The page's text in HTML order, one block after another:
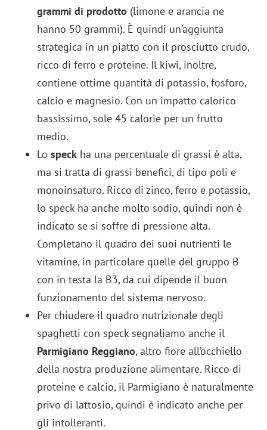
grammi di prodotto (limone e arancia ne
hanno 50 grammi). È quindi un’aggiunta
strategica in un piatto con il prosciutto crudo,
ricco di ferro e proteine. Il kiwi, inoltre,
contiene ottime quantità di potassio, fosforo,
calcio e magnesio. Con un impatto calorico
bassissimo, sole 45 calorie per un frutto
medio.
Lospeck ha una percentuale di grassi è alta,
ma si tratta di grassi benefici, di tipo poli e
monoinsaturo. Ricco di zinco, ferro e potassio,
lo speck ha anche molto sodio, quindi non è
indicato se si soffre di pressione alta.
Completano il quadro dei suoi nutrienti le
vitamine, in particolare quelle del gruppo B
con in testa la B3, da cui dipende il buon
funzionamento del sistema nervoso.
Per chiudere il quadro nutrizionale degli
spaghetti con speck segnaliamo anche il
Parmigiano Reggiano, altro fiore all’occhiello
della nostra produzione alimentare. Ricco di
proteine e calcio, il Parmigiano è naturalmente
privo di lattosio, quindi è indicato anche per
gli intolleranti.